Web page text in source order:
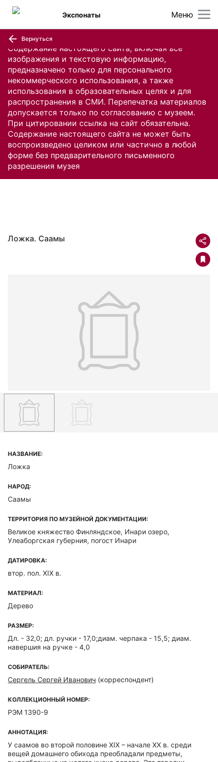
Содержание настоящего сайта, включая все
изображения и текстовую информацию,
предназначено только для персонального
некоммерческого использования, а также
использования в образовательных целях и для
распространения в СМИ. Перепечатка материалов
допускается только по согласованию с музеем.
При цитировании ссылка на сайт обязательна.
Содержание настоящего сайта не может быть
воспроизведено целиком или частично в любой
форме без предварительного письменного
разрешения музея
Меню
Экспонаты
Вернуться
Ложка. Саамы
НАЗВАНИЕ:
Ложка
НАРОД:
Саамы
ТЕРРИТОРИЯ ПО МУЗЕЙНОЙ ДОКУМЕНТАЦИИ:
Великое княжество Финляндское, Инари озеро,
Улеаборгская губерния, погост Инари
ДАТИРОВКА:
втор. пол. XIX в.
МАТЕРИАЛ:
Дерево
РАЗМЕР:
Дл. - 32,0; дл. ручки - 17,0;диам. черпака - 15,5; диам.
навершия на ручке - 4,0
СОБИРАТЕЛЬ:
Сергель Сергей Иванович (корреспондент)
КОЛЛЕКЦИОННЫЙ НОМЕР:
РЭМ 1390-9
АННОТАЦИЯ:
У саамов во второй половине XIX – начале ХХ в. среди
вещей домашнего обихода преобладали предметы,